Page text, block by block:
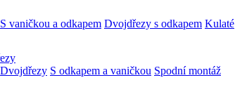
S vaničkou a odkapem Dvojdřezy s odkapem Kulaté
Dvojdřezy S odkapem a vaničkou Spodní montáž